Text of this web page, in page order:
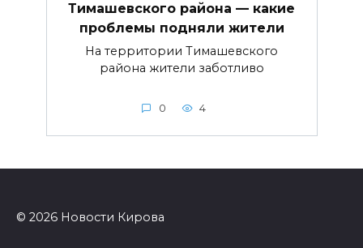
Тимашевского района — какие
проблемы подняли жители
На территории Тимашевского
района жители заботливо
0 4
© 2026 Новости Кирова